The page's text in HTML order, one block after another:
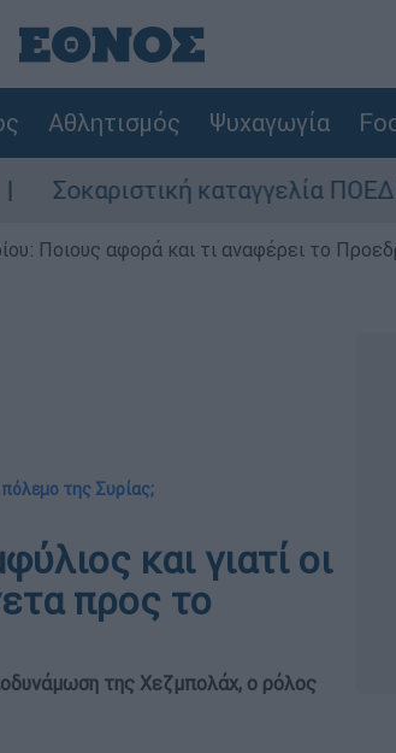
Αθλητισμός Ψυχαγωγία
καταγγελία ΠΟΕΔΗΝ για
Ποιους αφορά και τι αναφέρει το
της Συρίας;
και γιατί οι
προς το
της Χεζμπολάχ, ο ρόλος